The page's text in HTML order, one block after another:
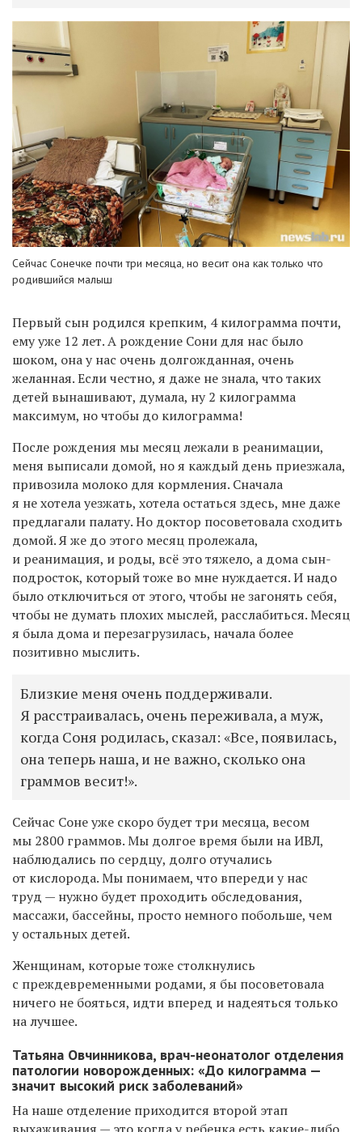
Сейчас Сонечке почти три месяца, но весит она как только что
родившийся малыш
Первый сын родился крепким, 4 килограмма почти,
ему уже 12 лет. А рождение Сони для нас было
шоком, она у нас очень долгожданная, очень
желанная. Если честно, я даже не знала, что таких
детей вынашивают, думала, ну 2 килограмма
максимум, но чтобы до килограмма!
После рождения мы месяц лежали в реанимации,
меня выписали домой, но я каждый день приезжала,
привозила молоко для кормления. Сначала
я не хотела уезжать, хотела остаться здесь, мне даже
предлагали палату. Но доктор посоветовала сходить
домой. Я же до этого месяц пролежала,
и реанимация, и роды, всё это тяжело, а дома сын-
подросток, который тоже во мне нуждается. И надо
было отключиться от этого, чтобы не загонять себя,
чтобы не думать плохих мыслей, расслабиться. Месяц
я была дома и перезагрузилась, начала более
позитивно мыслить.
Близкие меня очень поддерживали.
Я расстраивалась, очень переживала, а муж,
когда Соня родилась, сказал: «Все, появилась,
она теперь наша, и не важно, сколько она
граммов весит!».
Сейчас Соне уже скоро будет три месяца, весом
мы 2800 граммов. Мы долгое время были на ИВЛ,
наблюдались по сердцу, долго отучались
от кислорода. Мы понимаем, что впереди у нас
труд — нужно будет проходить обследования,
массажи, бассейны, просто немного побольше, чем
у остальных детей.
Женщинам, которые тоже столкнулись
с преждевременными родами, я бы посоветовала
ничего не бояться, идти вперед и надеяться только
на лучшее.
Татьяна Овчинникова, врач-неонатолог отделения
патологии новорожденных: «До килограмма —
значит высокий риск заболеваний»
На наше отделение приходится второй этап